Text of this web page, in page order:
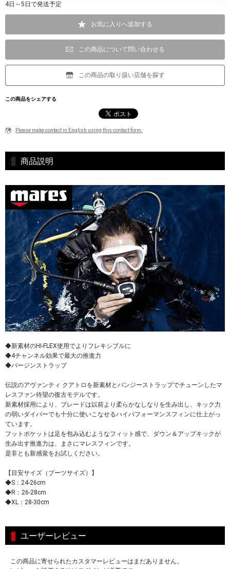
4日～5日で発送予定
お気に入りへ追加する
この商品について問い合わせる
この商品の取り扱い店舗を探す
この商品をシェアする
Please make contact in English using this contact form.
商品説明
◆新素材のHI-FLEX使用でよりフレキシブルに
◆4チャンネル効果で最大の推進力
◆バージンストラップ
伝説のアヴァンティ クアトロを新素材とバンジーストラップでチューンしたマ
レスファン待望の復古モデルです。
新素材採用により、ブレードは以前より柔らかなしなりを生み出し、キック力
の弱いダイバーでも十分に使いこなせるハイパフォーマンスフィンに仕上がっ
ています。
フットポケットは足を包み込むようなフィット感で、ダウン＆アップキックが
生み出す推進力は、まさにマレスフィンです。
是非とも新感覚をお試しください。
【目安サイズ（ブーツサイズ）】
◆S：24-26cm
◆R：26-28cm
◆XL：28-30cm
ユーザーレビュー
この商品に寄せられたカスタマーレビューはまだありません。